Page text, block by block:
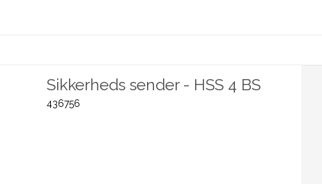
Sikkerheds sender - HSS 4 BS
436756